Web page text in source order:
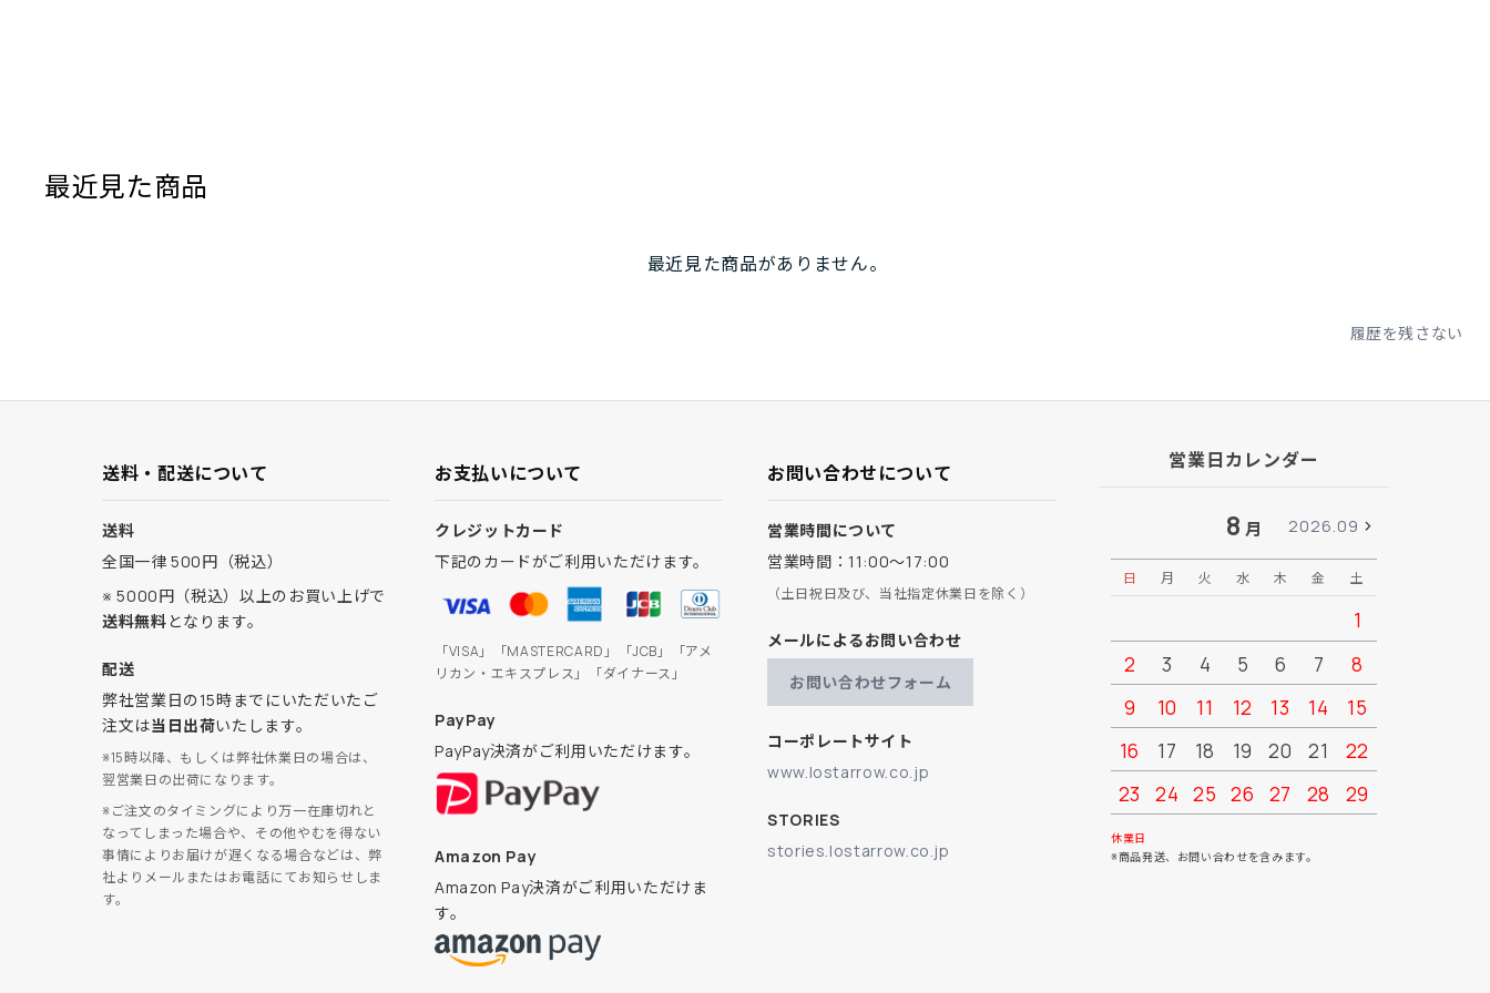
最近見た商品
最近見た商品がありません。
履歴を残さない
送料・配送について
送料
全国一律 500円（税込）
※ 5000円（税込）以上のお買い上げで
送料無料となります。
配送
弊社営業日の15時までにいただいたご
注文は当日出荷いたします。
※15時以降、もしくは弊社休業日の場合は、
翌営業日の出荷になります。
※ご注文のタイミングにより万一在庫切れと
なってしまった場合や、その他やむを得ない
事情によりお届けが遅くなる場合などは、弊
社よりメールまたはお電話にてお知らせしま
す。
お支払いについて
クレジットカード
下記のカードがご利用いただけます。
「VISA」「MASTERCARD」「JCB」「アメ
リカン・エキスプレス」「ダイナース」
PayPay
PayPay決済がご利用いただけます。
Amazon Pay
Amazon Pay決済がご利用いただけま
す。
お問い合わせについて
営業時間について
営業時間：11:00～17:00
（土日祝日及び、当社指定休業日を除く）
メールによるお問い合わせ
お問い合わせフォーム
コーポレートサイト
www.lostarrow.co.jp
STORIES
stories.lostarrow.co.jp
営業日カレンダー
8 月 2026.09
日 月 火 水 木 金 土
1
2
3 4 5 6 7
8
9
10 11 12 13 14
15
16
17 18 19 20 21
22
23
24 25 26 27 28
29
30
休業日
※商品発送、お問い合わせを含みます。